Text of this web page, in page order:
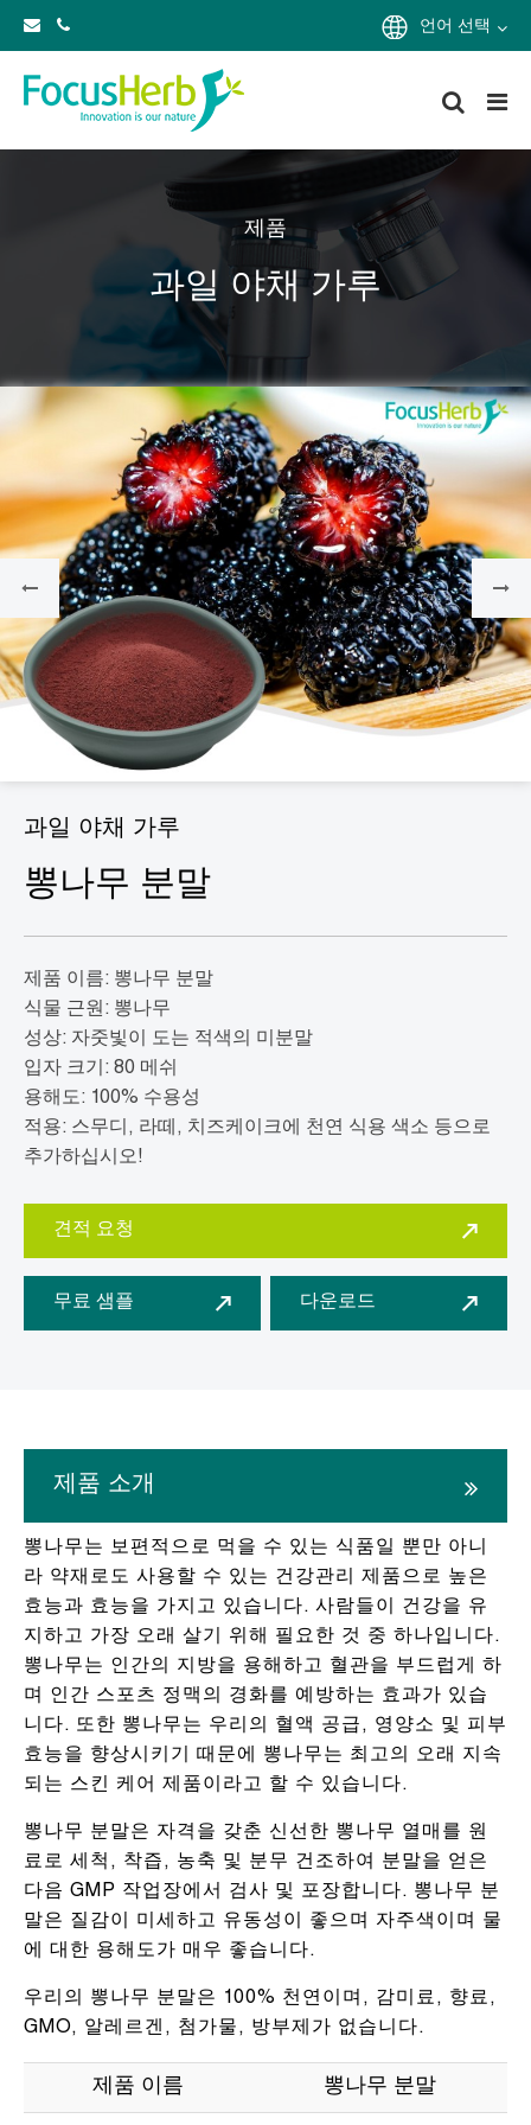
언어 선택
제품
과일 야채 가루
과일 야채 가루
뽕나무 분말
제품 이름: 뽕나무 분말
식물 근원: 뽕나무
성상: 자줏빛이 도는 적색의 미분말
입자 크기: 80 메쉬
용해도: 100% 수용성
적용: 스무디, 라떼, 치즈케이크에 천연 식용 색소 등으로
추가하십시오!
견적 요청
무료 샘플 다운로드
제품 소개
뽕나무는 보편적으로 먹을 수 있는 식품일 뿐만 아니
라 약재로도 사용할 수 있는 건강관리 제품으로 높은
효능과 효능을 가지고 있습니다. 사람들이 건강을 유
지하고 가장 오래 살기 위해 필요한 것 중 하나입니다.
뽕나무는 인간의 지방을 용해하고 혈관을 부드럽게 하
며 인간 스포츠 정맥의 경화를 예방하는 효과가 있습
니다. 또한 뽕나무는 우리의 혈액 공급, 영양소 및 피부
효능을 향상시키기 때문에 뽕나무는 최고의 오래 지속
되는 스킨 케어 제품이라고 할 수 있습니다.
뽕나무 분말은 자격을 갖춘 신선한 뽕나무 열매를 원
료로 세척, 착즙, 농축 및 분무 건조하여 분말을 얻은
다음 GMP 작업장에서 검사 및 포장합니다. 뽕나무 분
말은 질감이 미세하고 유동성이 좋으며 자주색이며 물
에 대한 용해도가 매우 좋습니다.
우리의 뽕나무 분말은 100% 천연이며, 감미료, 향료,
GMO, 알레르겐, 첨가물, 방부제가 없습니다.
제품 이름 뽕나무 분말